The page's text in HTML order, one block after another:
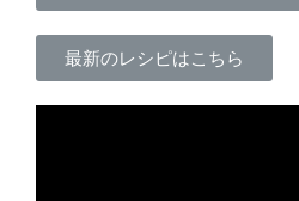
最新のレシピはこちら